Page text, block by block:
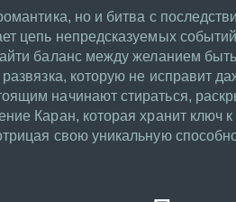
но и битва с
цепь непредсказуемых
баланс между желанием быть
которую не исправит
начинают стираться,
Каран, которая хранит ключ
свою уникальную